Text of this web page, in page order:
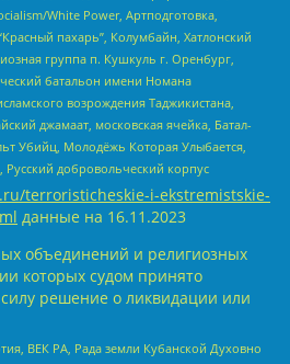
White Power, Артподготовка,
пахарь”, Колумбайн, Хатлонский
группа п. Кушкуль г. Оренбург,
батальон имени Номана
возрождения Таджикистана,
джамаат, московская ячейка, Батал-
Убийц, Молодёжь Которая Улыбается,
добровольческий корпус
terroristicheskie-i-ekstremistskie-
данные на 16.11.2023
объединений и религиозных
которых судом принято
решение о ликвидации или
ВЕК РА, Рада земли Кубанской Духовно